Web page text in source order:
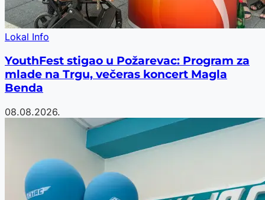
Lokal Info
YouthFest stigao u Požarevac: Program za
mlade na Trgu, večeras koncert Magla
Benda
08.08.2026.